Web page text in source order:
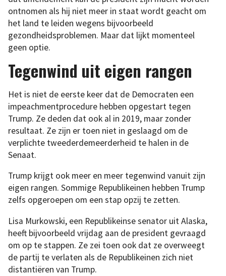
ontnomen als hij niet meer in staat wordt geacht om
het land te leiden wegens bijvoorbeeld
gezondheidsproblemen. Maar dat lijkt momenteel
geen optie.
Tegenwind uit eigen rangen
Het is niet de eerste keer dat de Democraten een
impeachmentprocedure hebben opgestart tegen
Trump. Ze deden dat ook al in 2019, maar zonder
resultaat. Ze zijn er toen niet in geslaagd om de
verplichte tweederdemeerderheid te halen in de
Senaat.
Trump krijgt ook meer en meer tegenwind vanuit zijn
eigen rangen. Sommige Republikeinen hebben Trump
zelfs opgeroepen om een stap opzij te zetten.
Lisa Murkowski, een Republikeinse senator uit Alaska,
heeft bijvoorbeeld vrijdag aan de president gevraagd
om op te stappen. Ze zei toen ook dat ze overweegt
de partij te verlaten als de Republikeinen zich niet
distantiëren van Trump.